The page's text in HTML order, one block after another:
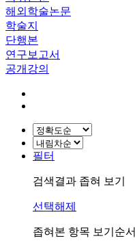
해외학술논문
학술지
단행본
연구보고서
공개강의
필터
검색결과 좁혀 보기
선택해제
좁혀본 항목 보기순서